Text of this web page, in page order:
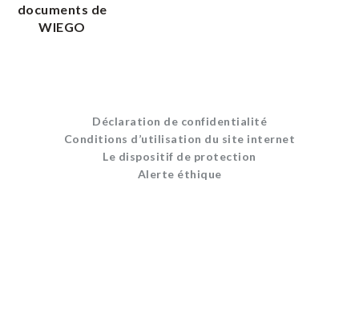
documents de
WIEGO
Déclaration de confidentialité
Conditions d’utilisation du site internet
Le dispositif de protection
Alerte éthique